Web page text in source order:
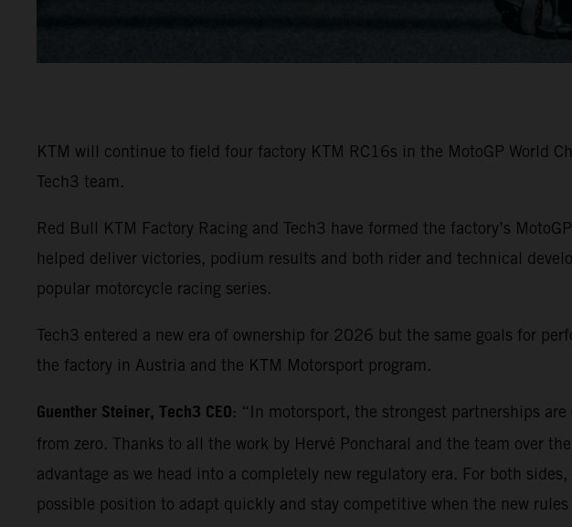
KTM will continue to field four factory KTM RC16s in the MotoGP World
Tech3 team.
Red Bull KTM Factory Racing and Tech3 have formed the factory’s
helped deliver victories, podium results and both rider and technical
popular motorcycle racing series.
Tech3 entered a new era of ownership for 2026 but the same goals for
the factory in Austria and the KTM Motorsport program.
Guenther Steiner, Tech3 CEO: “In motorsport, the strongest partnerships
from zero. Thanks to all the work by Hervé Poncharal and the team over
advantage as we head into a completely new regulatory era. For both
possible position to adapt quickly and stay competitive when the new rules